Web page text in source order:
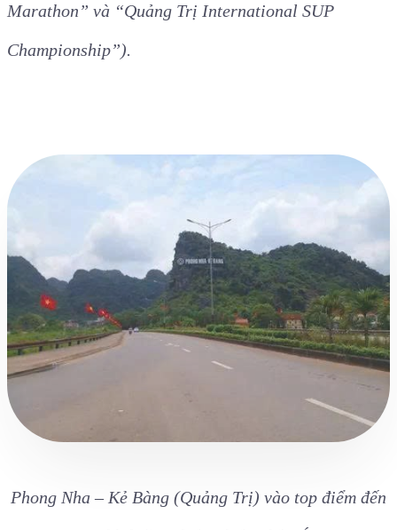
Marathon” và “Quảng Trị International SUP
Championship”).
Phong Nha – Kẻ Bàng (Quảng Trị) vào top điểm đến